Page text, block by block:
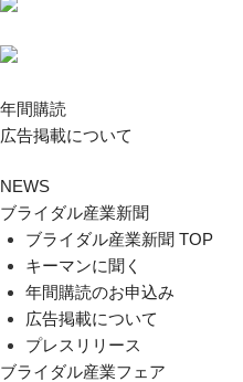
年間購読
広告掲載について
NEWS
ブライダル産業新聞
ブライダル産業新聞 TOP
キーマンに聞く
年間購読のお申込み
広告掲載について
プレスリリース
ブライダル産業フェア